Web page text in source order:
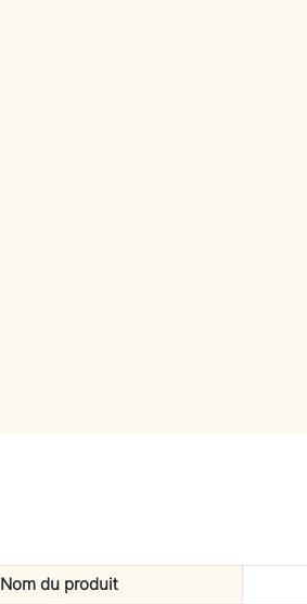
Nom du produit